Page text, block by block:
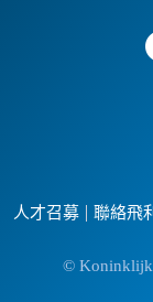
人才召募 聯絡飛
©